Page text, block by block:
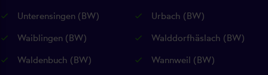
Unterensingen (BW)
Urbach (BW)
Waiblingen (BW)
Walddorfhäslach (BW)
Waldenbuch (BW)
Wannweil (BW)